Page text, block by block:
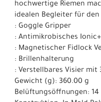
hochwertige Riemen
idealen Begleiter für
: Goggle Gripper
: Antimikrobisches
: Magnetischer Fidlock
: Brillenhalterung
: Verstellbares Visier mit
Gewicht (g): 360.00 g
Belüftungsöffnungen: 14